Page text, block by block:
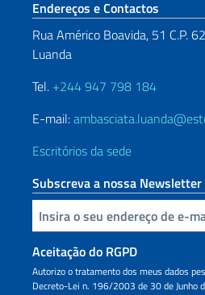
Endereços e Contactos
Rua Américo Boavida, 51 C.P.
Luanda
Tel. +244 947 798 184
E-mail:
Escritórios da sede
Subscreva a nossa Newsletter
Inserisci la tua email
Aceitação do RGPD
Autorizo o tratamento dos meus dados
Decreto-Lei n. 196/2003 de 30 de Junho